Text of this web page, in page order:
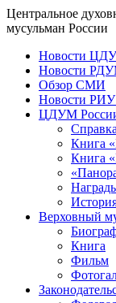
Центральное
мусульман России
Новости
Новости
Обзор СМИ
Новости
ЦДУМ
Книга
Книга
Верховный
Книга
Фильм